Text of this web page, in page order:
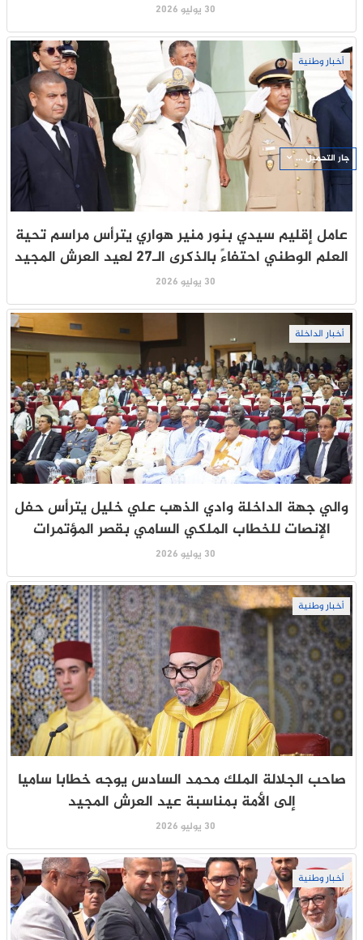
30 يوليو 2026
أخبار وطنية
عامل إقليم سيدي بنور منير هواري يترأس مراسم تحية
العلم الوطني احتفاءً بالذكرى الـ27 لعيد العرش المجيد
30 يوليو 2026
أخبار الداخلة
والي جهة الداخلة وادي الذهب علي خليل يترأس حفل
الإنصات للخطاب الملكي السامي بقصر المؤتمرات
30 يوليو 2026
أخبار وطنية
صاحب الجلالة الملك محمد السادس يوجه خطابا ساميا
إلى الأمة بمناسبة عيد العرش المجيد
30 يوليو 2026
أخبار وطنية
جار التحميل ...